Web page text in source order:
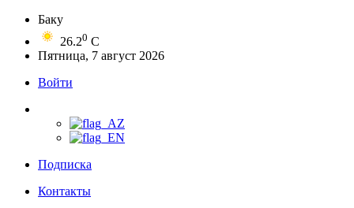
Баку
26.20 C
Пятница, 7 август 2026
Войти
Подписка
Контакты